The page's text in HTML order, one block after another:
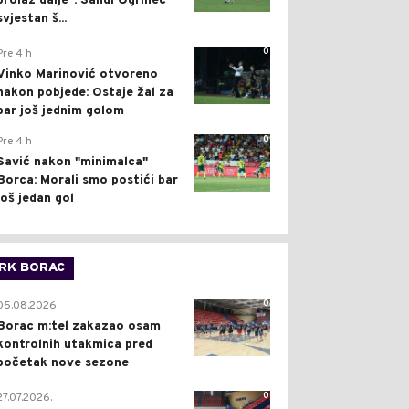
š...
0
4 h
Marinović otvoreno
pobjede: Ostaje žal za
još jednim golom
0
4 h
nakon "minimalca"
Morali smo postići bar
jedan gol
RK BORAC
0
m:tel zakazao osam
utakmica pred
nove sezone
0